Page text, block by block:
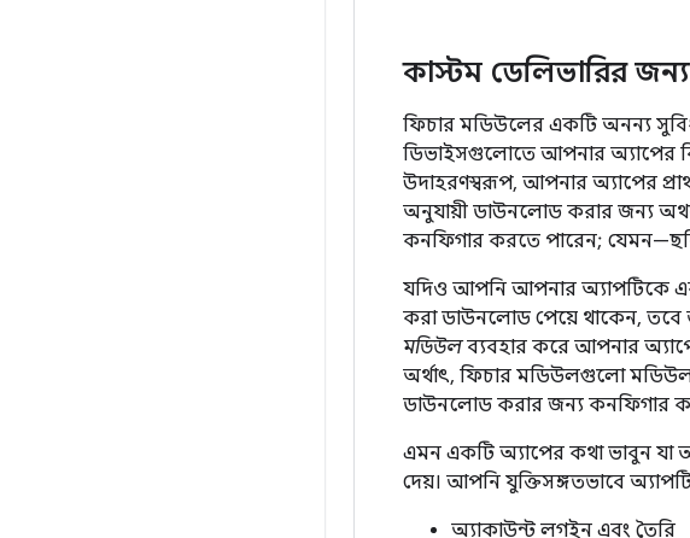
কাস্টম ডেলিভারির
ফিচার মডিউলের একটি অনন্য
ডিভাইসগুলোতে আপনার অ্যাপের
উদাহরণস্বরূপ, আপনার অ্যাপের
অনুযায়ী ডাউনলোড করার জন্য
কনফিগার করতে পারেন;
যদিও আপনি আপনার অ্যাপটিকে
করা ডাউনলোড পেয়ে থাকেন,
মডিউলব্যবহার করে আপনার
অর্থাৎ, ফিচার মডিউলগুলো
ডাউনলোড করার জন্য কনফিগার
এমন একটি অ্যাপের কথা ভাবুন যা
দেয়। আপনি যুক্তিসঙ্গতভাবে
অ্যাকাউন্ট লগইন এবং তৈরি